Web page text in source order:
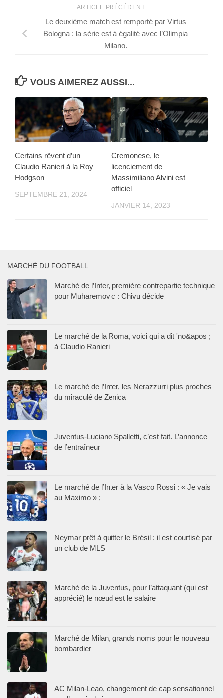
ARTICLE PRÉCÉDENT
Le deuxième match est remporté par Virtus
Bologna : la série est à égalité avec l’Olimpia
Milano.
VOUS AIMEREZ AUSSI...
Certains rêvent d’un
Claudio Ranieri à la Roy
Hodgson
SEPTEMBRE 21, 2024
Cremonese, le
licenciement de
Massimiliano Alvini est
officiel
JANVIER 14, 2023
MARCHÉ DU FOOTBALL
Marché de l’Inter, première contrepartie technique
pour Muharemovic : Chivu décide
Le marché de la Roma, voici qui a dit 'no&apos ;
à Claudio Ranieri
Le marché de l’Inter, les Nerazzurri plus proches
du miraculé de Zenica
Juventus-Luciano Spalletti, c’est fait. L’annonce
de l’entraîneur
Le marché de l’Inter à la Vasco Rossi : « Je vais
au Maximo » ;
Neymar prêt à quitter le Brésil : il est courtisé par
un club de MLS
Marché de la Juventus, pour l’attaquant (qui est
apprécié) le nœud est le salaire
Marché de Milan, grands noms pour le nouveau
bombardier
AC Milan-Leao, changement de cap sensationnel